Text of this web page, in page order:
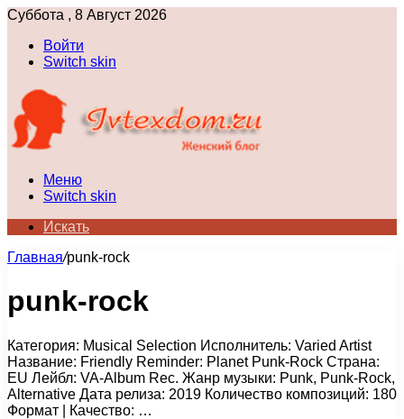
Суббота , 8 Август 2026
Войти
Switch skin
Меню
Switch skin
Искать
Главная/punk-rock
punk-rock
Категория: Musical Selection Исполнитель: Varied Artist
Название: Friendly Reminder: Planet Punk-Rock Страна:
EU Лейбл: VA-Album Rec. Жанр музыки: Punk, Punk-Rock,
Alternative Дата релиза: 2019 Количество композиций: 180
Формат | Качество: …